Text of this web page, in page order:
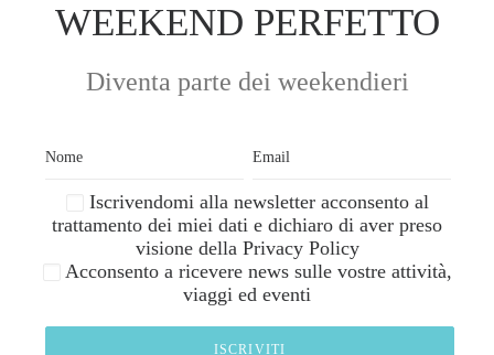
WEEKEND PERFETTO
Diventa parte dei weekendieri
Iscrivendomi alla newsletter acconsento al
trattamento dei miei dati e dichiaro di aver preso
visione della Privacy Policy
Acconsento a ricevere news sulle vostre attività,
viaggi ed eventi